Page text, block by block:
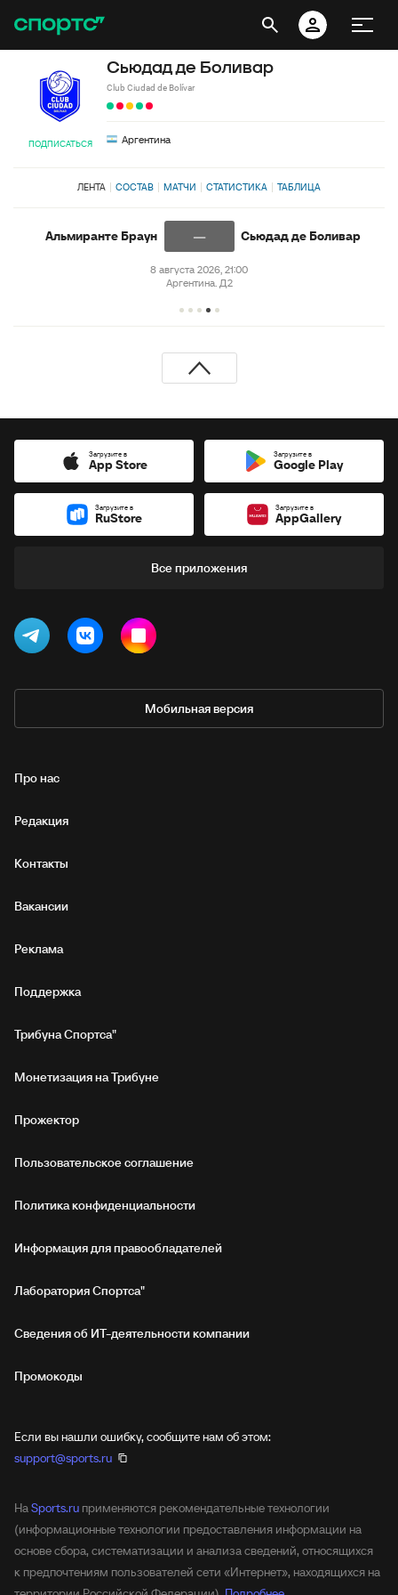
ПОДПИСАТЬСЯ
Сьюдад де Боливар
Club Ciudad de Bolívar
Аргентина
ЛЕНТА СОСТАВ МАТЧИ СТАТИСТИКА ТАБЛИЦА
Альмиранте Браун Сьюдад де Боливар
—
8 августа 2026, 21:00
Аргентина. Д2
Загрузите в
App Store
Загрузите в
Google Play
Загрузите в
RuStore
Загрузите в
AppGallery
Все приложения
Мобильная версия
Про нас
Редакция
Контакты
Вакансии
Реклама
Поддержка
Трибуна Спортса"
Монетизация на Трибуне
Прожектор
Пользовательское соглашение
Политика конфиденциальности
Информация для правообладателей
Лаборатория Спортса"
Сведения об ИТ‑деятельности компании
Промокоды
Если вы нашли ошибку, сообщите нам об этом:
support@sports.ru
НаSports.ru применяются рекомендательные технологии
(информационные технологии предоставления информации на
основе сбора, систематизации и анализа сведений, относящихся
к предпочтениям пользователей сети «Интернет», находящихся на